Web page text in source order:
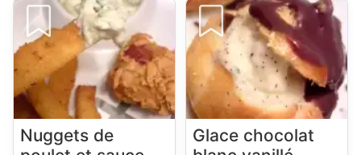
Nuggets de
Glace chocolat